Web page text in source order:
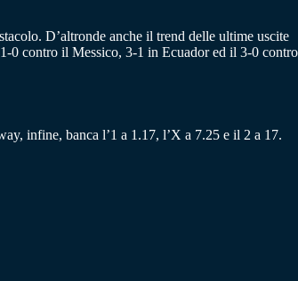
D’altronde anche il trend delle ultime uscite
0 contro il Messico, 3-1 in Ecuador ed il 3-0 contro
infine, banca l’1 a 1.17, l’X a 7.25 e il 2 a 17.